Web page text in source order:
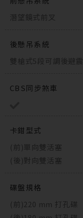
潛望鏡式前叉
後懸吊系統
雙槍式5段可調後避震
CBS同步煞車
卡鉗型式
(前)單向雙活塞
(後)對向雙活塞
碟盤規格
(前)220 mm 打孔碟